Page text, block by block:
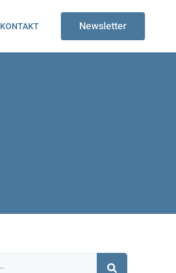
KONTAKT Newsletter